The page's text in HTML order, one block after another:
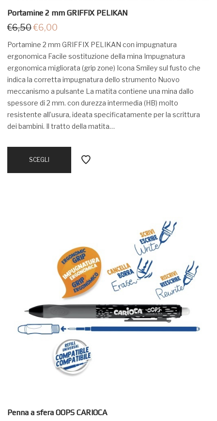
Portamine 2 mm GRIFFIX PELIKAN
€6,50€6,00
Portamine 2 mm GRIFFIX PELIKAN con impugnatura
ergonomica Facile sostituzione della mina Impugnatura
ergonomica migliorata (grip zone) Icona Smiley sul fusto che
indica la corretta impugnatura dello strumento Nuovo
meccanismo a pulsante La matita contiene una mina dallo
spessore di 2 mm. con durezza intermedia (HB) molto
resistente all’usura, ideata specificatamente per la scrittura
dei bambini. Il tratto della matita…
SCEGLI
Penna a sfera OOPS CARIOCA